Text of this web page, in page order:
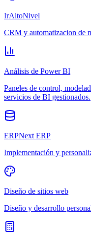
IrAltoNivel
CRM y automatizacion de
Análisis de Power BI
Paneles de control,
servicios de BI gestionados.
ERPNext ERP
Implementación y
Diseño de sitios web
Diseño y desarrollo